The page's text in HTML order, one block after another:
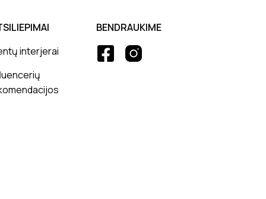
interjerai
BENDRAUKIME